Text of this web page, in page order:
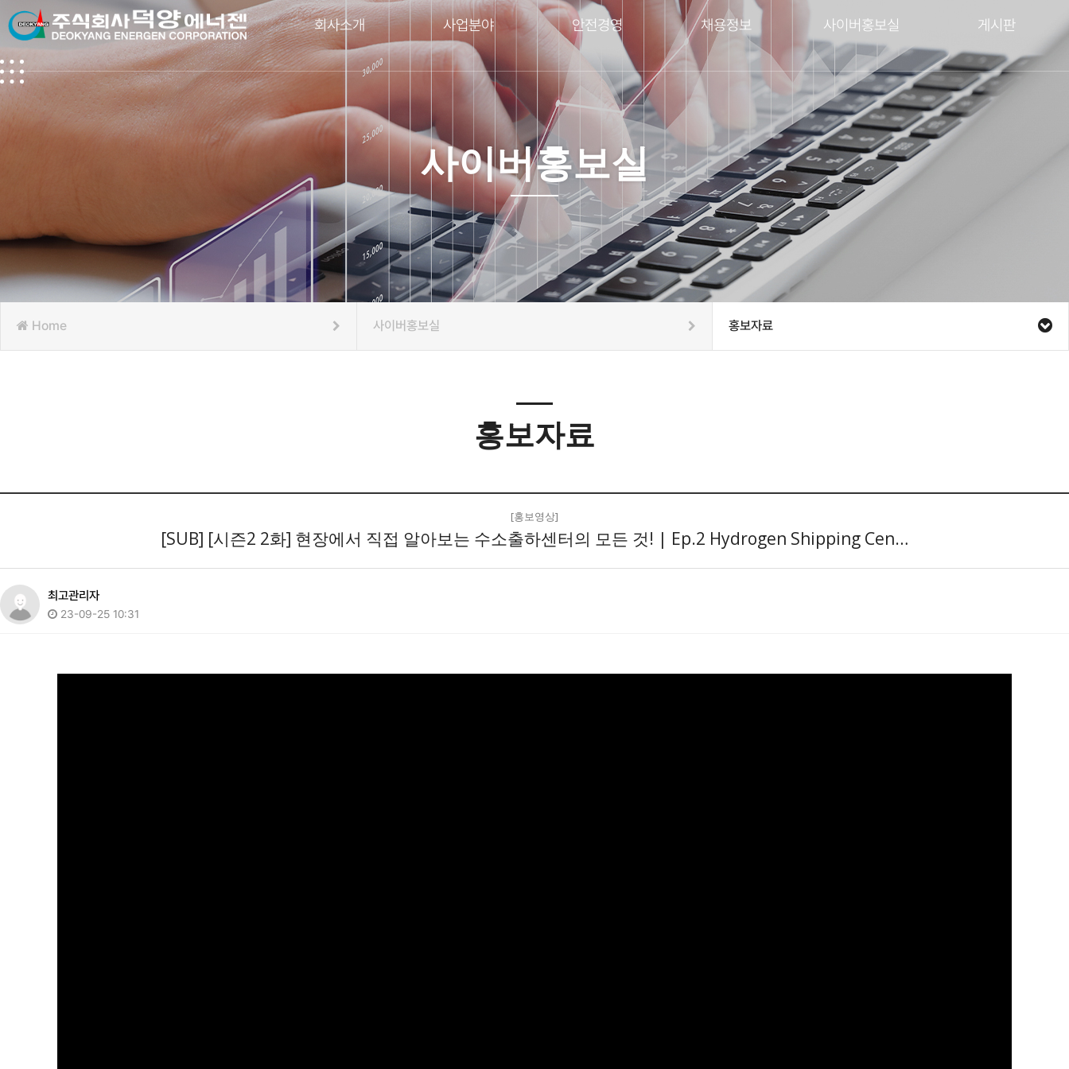
회사소개 사업분야 안전경영 채용정보 사이버홍보실 게시판
사이버홍보실
Home 사이버홍보실 홍보자료
홍보자료
[홍보영상]
[SUB] [시즌2 2화] 현장에서 직접 알아보는 수소출하센터의 모든 것! | Ep.2 Hydrogen Shipping Cen…
최고관리자
23-09-25 10:31